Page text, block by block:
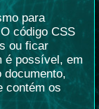
para
código CSS
ou ficar
é possível, em
documento,
contém os